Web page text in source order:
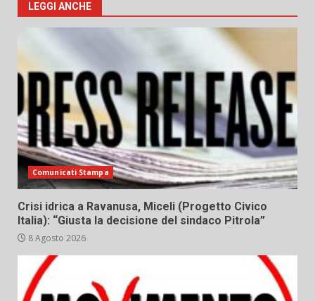
LEGGI ANCHE
Comunicati Stampa
Crisi idrica a Ravanusa, Miceli (Progetto Civico
Italia): “Giusta la decisione del sindaco Pitrola”
8 Agosto 2026